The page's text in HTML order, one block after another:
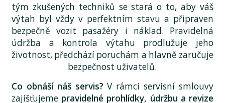
tým zkušených techniků se stará o to, aby váš
výtah byl vždy v perfektním stavu a připraven
bezpečně vozit pasažéry i náklad. Pravidelná
údržba a kontrola výtahu prodlužuje jeho
životnost, předchází poruchám a hlavně zaručuje
bezpečnost uživatelů.
Co obnáší náš servis? V rámci servisní smlouvy
zajišťujeme pravidelné prohlídky, údržbu a revize